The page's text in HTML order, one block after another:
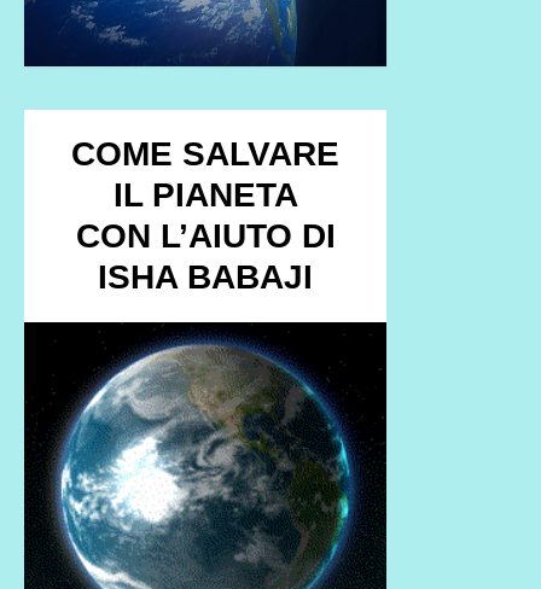
COME SALVARE
IL PIANETA
CON L’AIUTO DI
ISHA BABAJI